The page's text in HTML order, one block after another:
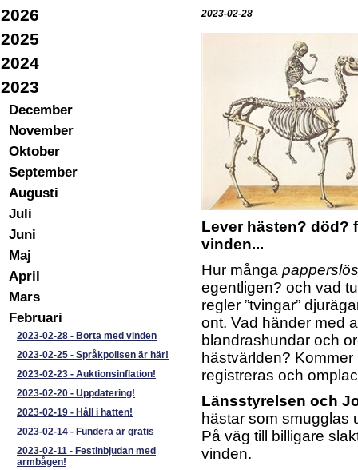
2026
2025
2024
2023
December
November
Oktober
September
Augusti
Juli
Juni
Maj
April
Mars
Februari
2023-02-28 - Borta med vinden
2023-02-25 - Språkpolisen är här!
2023-02-23 - Auktionsinflation!
2023-02-20 - Uppdatering!
2023-02-19 - Håll i hatten!
2023-02-14 - Fundera är gratis
2023-02-11 - Festinbjudan med
armbågen!
2023-02-28
Lever hästen? död?
vinden...
Hur många
egentligen? och vad
regler ”tvingar”
ont. Vad händer med
blandrashundar och
hästvärlden?
registreras och
Länsstyrelsen och
hästar som smugglas
På väg till billigare
vinden.